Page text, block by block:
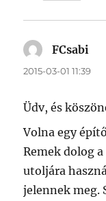
FCsabi
2015-03-01 11:39
Üdv, és
Volna egy
Remek dolog
utoljára
jelennek meg.